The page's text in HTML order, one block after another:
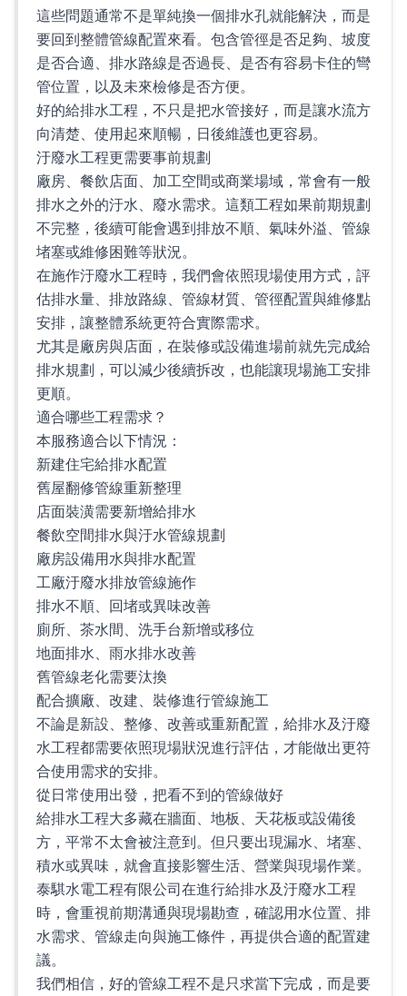
這些問題通常不是單純換一個排水孔就能解決，而是
要回到整體管線配置來看。包含管徑是否足夠、坡度
是否合適、排水路線是否過長、是否有容易卡住的彎
管位置，以及未來檢修是否方便。
好的給排水工程，不只是把水管接好，而是讓水流方
向清楚、使用起來順暢，日後維護也更容易。
汙廢水工程更需要事前規劃
廠房、餐飲店面、加工空間或商業場域，常會有一般
排水之外的汙水、廢水需求。這類工程如果前期規劃
不完整，後續可能會遇到排放不順、氣味外溢、管線
堵塞或維修困難等狀況。
在施作汙廢水工程時，我們會依照現場使用方式，評
估排水量、排放路線、管線材質、管徑配置與維修點
安排，讓整體系統更符合實際需求。
尤其是廠房與店面，在裝修或設備進場前就先完成給
排水規劃，可以減少後續拆改，也能讓現場施工安排
更順。
適合哪些工程需求？
本服務適合以下情況：
新建住宅給排水配置
舊屋翻修管線重新整理
店面裝潢需要新增給排水
餐飲空間排水與汙水管線規劃
廠房設備用水與排水配置
工廠汙廢水排放管線施作
排水不順、回堵或異味改善
廁所、茶水間、洗手台新增或移位
地面排水、雨水排水改善
舊管線老化需要汰換
配合擴廠、改建、裝修進行管線施工
不論是新設、整修、改善或重新配置，給排水及汙廢
水工程都需要依照現場狀況進行評估，才能做出更符
合使用需求的安排。
從日常使用出發，把看不到的管線做好
給排水工程大多藏在牆面、地板、天花板或設備後
方，平常不太會被注意到。但只要出現漏水、堵塞、
積水或異味，就會直接影響生活、營業與現場作業。
泰騏水電工程有限公司在進行給排水及汙廢水工程
時，會重視前期溝通與現場勘查，確認用水位置、排
水需求、管線走向與施工條件，再提供合適的配置建
議。
我們相信，好的管線工程不是只求當下完成，而是要